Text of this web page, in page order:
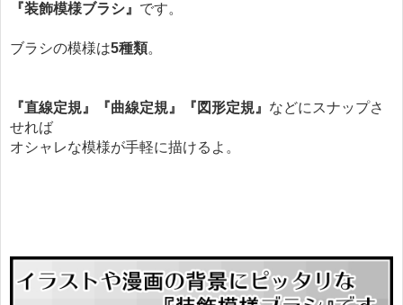
『装飾模様ブラシ』 です。
ブラシの模様は5種類。
『直線定規』 『曲線定規』 『図形定規』 などにスナップさ
せれば
オシャレな模様が手軽に描けるよ。